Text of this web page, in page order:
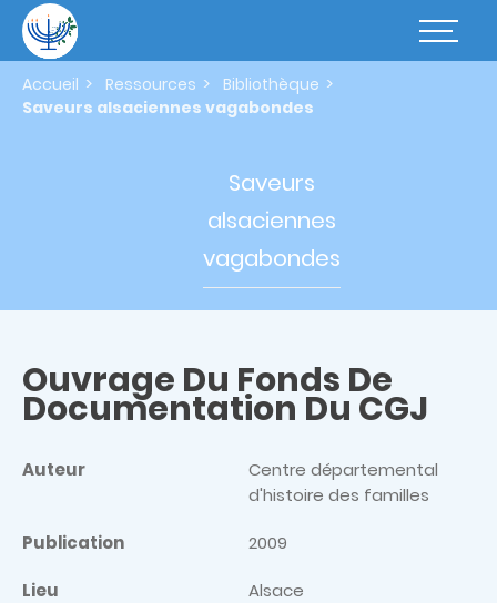
contenu
principal
Basculer
Accueil Ressources
Bibliothèque
Saveurs alsaciennes vagabondes
Saveurs
alsaciennes
vagabondes
Ouvrage Du Fonds De
Documentation Du CGJ
Auteur
Centre départemental
d'histoire des familles
Publication 2009
Lieu Alsace